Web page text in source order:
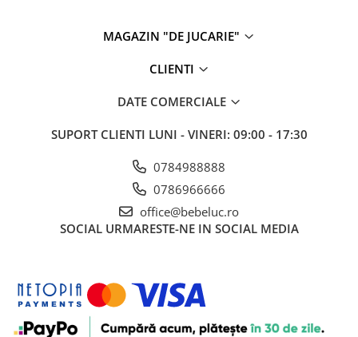
Penar baieti
Caserola compartimentata copii
Ghiozdan fete
Papetarie
MAGAZIN "DE JUCARIE"
CLIENTI
DATE COMERCIALE
SUPORT CLIENTI LUNI - VINERI: 09:00 - 17:30
0784988888
0786966666
office@bebeluc.ro
SOCIAL URMARESTE-NE IN SOCIAL MEDIA